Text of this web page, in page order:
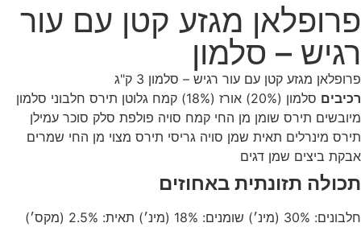
פרופלאן מגזע קטן עם עור
רגיש – סלמון
פרופלאן מגזע קטן עם עור רגיש – סלמון 3 ק"ג
רכיבים
סלמון (20%) אורז (18%) קמח גלוטן תירס חלבוני סלמון
מיובשים תירס שומן מן החי קמח סויה פולפת סלק סוכר עמילן
תירס מינרלים תאית שמן סויה גריסי תירס מצוי מן החי שמרים
אבקת ביצים שמן דגים
תכולה תזונתית באחוזים
חלבונים: 30% (מינ׳) שומנים: 18% (מינ׳) תאית: 2.5% (מקס׳)